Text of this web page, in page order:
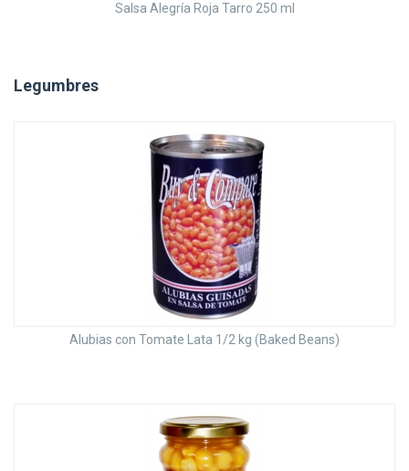
Salsa Alegría Roja Tarro 250 ml
Legumbres
Alubias con Tomate Lata 1/2 kg (Baked Beans)